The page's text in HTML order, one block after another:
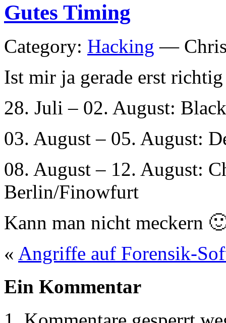
Gutes Timing
Category: Hacking —
Ist mir ja gerade erst
28. Juli – 02. August:
03. August – 05. August:
08. August – 12. August:
Berlin/Finowfurt
Kann man nicht meckern
« Angriffe auf Forensik-
Ein Kommentar